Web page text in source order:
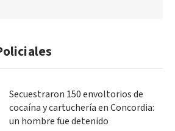
Secuestraron 150 envoltorios de
cocaína y cartuchería en Concordia:
un hombre fue detenido